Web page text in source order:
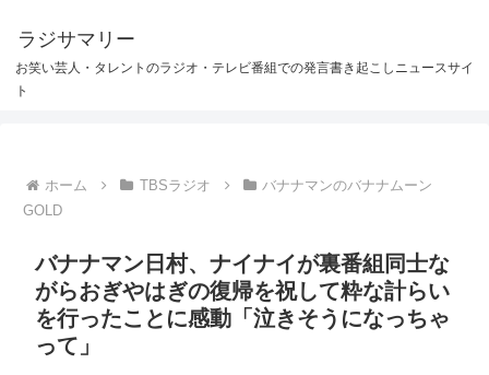
ラジサマリー
お笑い芸人・タレントのラジオ・テレビ番組での発言書き起こしニュースサイ
ト
ホーム TBSラジオ
バナナマンのバナナムーン
GOLD
バナナマン日村、ナイナイが裏番組同士な
がらおぎやはぎの復帰を祝して粋な計らい
を行ったことに感動「泣きそうになっちゃ
って」